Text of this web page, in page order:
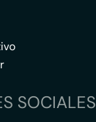
SOCIALES